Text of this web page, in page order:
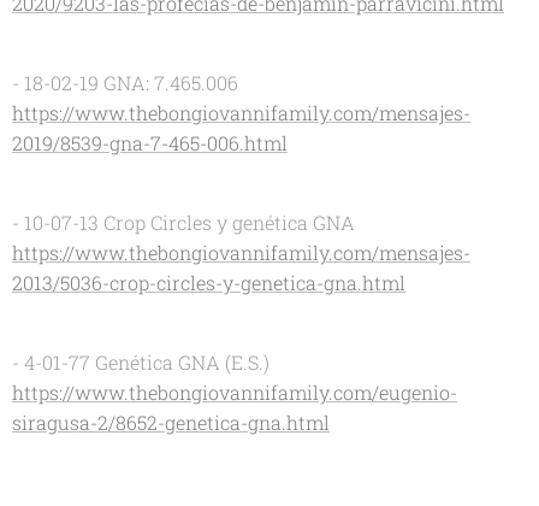
- 18-02-19 GNA: 7.465.006
https://www.thebongiovannifamily.com/mensajes-
2019/8539-gna-7-465-006.html
- 10-07-13 Crop Circles y genética GNA
https://www.thebongiovannifamily.com/mensajes-
2013/5036-crop-circles-y-genetica-gna.html
- 4-01-77 Genética GNA (E.S.)
https://www.thebongiovannifamily.com/eugenio-
siragusa-2/8652-genetica-gna.html